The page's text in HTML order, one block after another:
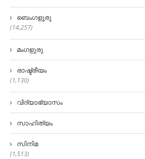
ബെംഗളൂരു
(14,257)
മംഗളുരു
രാഷ്ട്രീയം
(1,130)
വിദ്യാഭ്യാസം
സാഹിത്യം
സിനിമ
(1,513)